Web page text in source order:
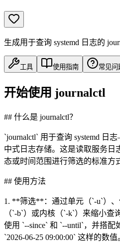
生成用于查询 systemd 日志的
工具 使用指南 常见问
开始使用 journalctl
## 什么是 journalctl？
`journalctl` 用于查询 systemd
中式日志存储。这是读取服务日
态或时间范围进行筛选的标准方
## 使用方法
1. **筛选**：通过单元（`-u`）
（`-b`）或内核（`-k`）来缩小查
使用 `--since` 和 `--until`，并搭配
`2026-06-25 09:00:00` 这样的数